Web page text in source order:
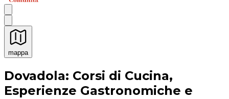
mappa
Esperienze culinarie indimenticabili: Esperienze
Dovadola: Corsi di Cucina,
Esperienze Gastronomiche e